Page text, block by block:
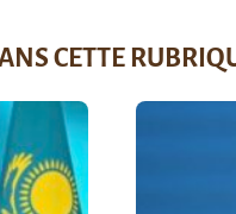
CETTE